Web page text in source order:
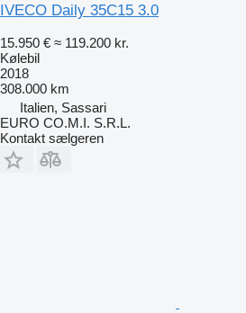
IVECO Daily 35C15 3.0
15.950 € ≈ 119.200 kr.
Kølebil
2018
308.000 km
Italien, Sassari
EURO CO.M.I. S.R.L.
Kontakt sælgeren